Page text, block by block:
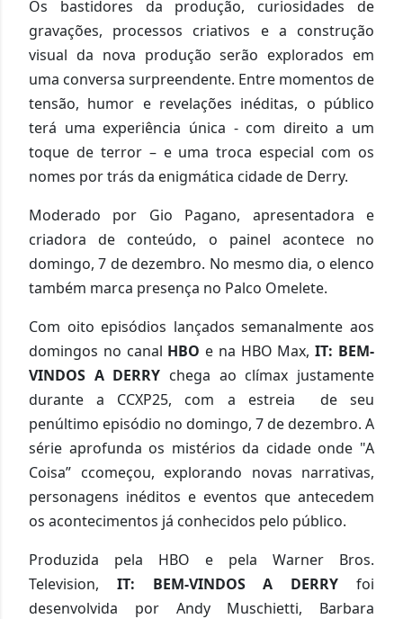
Os bastidores da produção, curiosidades de
gravações, processos criativos e a construção
visual da nova produção serão explorados em
uma conversa surpreendente. Entre momentos de
tensão, humor e revelações inéditas, o público
terá uma experiência única - com direito a um
toque de terror – e uma troca especial com os
nomes por trás da enigmática cidade de Derry.
Moderado por Gio Pagano, apresentadora e
criadora de conteúdo, o painel acontece no
domingo, 7 de dezembro. No mesmo dia, o elenco
também marca presença no Palco Omelete.
Com oito episódios lançados semanalmente aos
domingos no canal HBO e na HBO Max,IT: BEM-
VINDOS A DERRY chega ao clímax justamente
durante a CCXP25, com a estreia de seu
penúltimo episódio no domingo, 7 de dezembro. A
série aprofunda os mistérios da cidade onde "A
Coisa” ccomeçou, explorando novas narrativas,
personagens inéditos e eventos que antecedem
os acontecimentos já conhecidos pelo público.
Produzida pela HBO e pela Warner Bros.
Television, IT: BEM-VINDOS A DERRY foi
desenvolvida por Andy Muschietti, Barbara